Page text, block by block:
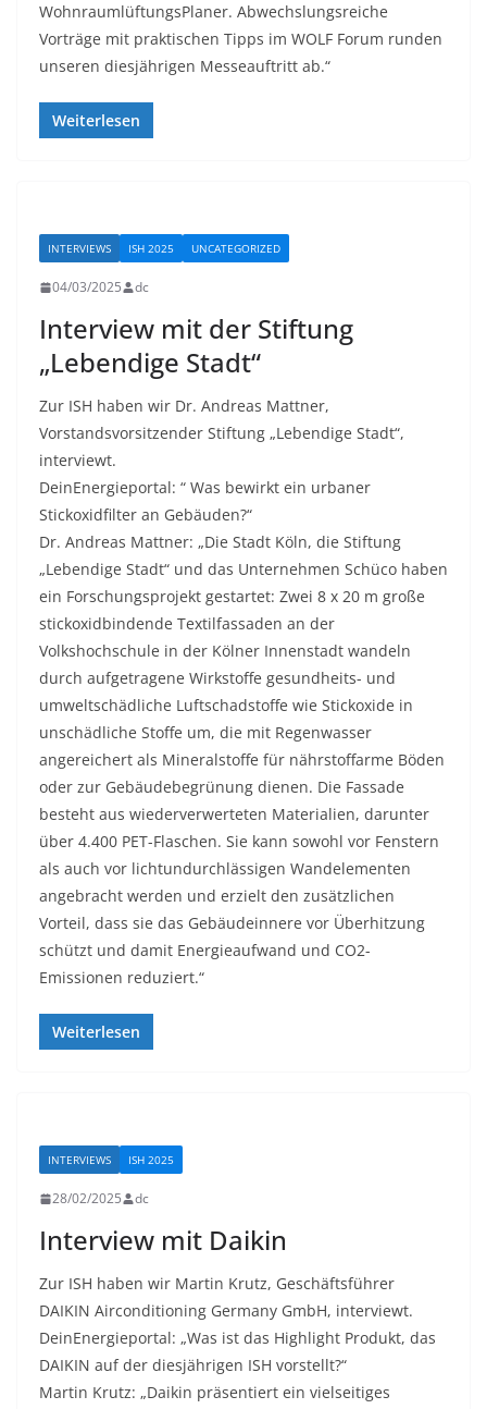
WohnraumlüftungsPlaner. Abwechslungsreiche
Vorträge mit praktischen Tipps im WOLF Forum runden
unseren diesjährigen Messeauftritt ab.“
Weiterlesen
INTERVIEWS ISH 2025 UNCATEGORIZED
04/03/2025 dc
Interview mit der Stiftung
„Lebendige Stadt“
Zur ISH haben wir Dr. Andreas Mattner,
Vorstandsvorsitzender Stiftung „Lebendige Stadt“,
interviewt.
DeinEnergieportal: “ Was bewirkt ein urbaner
Stickoxidfilter an Gebäuden?“
Dr. Andreas Mattner: „Die Stadt Köln, die Stiftung
„Lebendige Stadt“ und das Unternehmen Schüco haben
ein Forschungsprojekt gestartet: Zwei 8 x 20 m große
stickoxidbindende Textilfassaden an der
Volkshochschule in der Kölner Innenstadt wandeln
durch aufgetragene Wirkstoffe gesundheits- und
umweltschädliche Luftschadstoffe wie Stickoxide in
unschädliche Stoffe um, die mit Regenwasser
angereichert als Mineralstoffe für nährstoffarme Böden
oder zur Gebäudebegrünung dienen. Die Fassade
besteht aus wiederverwerteten Materialien, darunter
über 4.400 PET-Flaschen. Sie kann sowohl vor Fenstern
als auch vor lichtundurchlässigen Wandelementen
angebracht werden und erzielt den zusätzlichen
Vorteil, dass sie das Gebäudeinnere vor Überhitzung
schützt und damit Energieaufwand und CO2-
Emissionen reduziert.“
Weiterlesen
INTERVIEWS ISH 2025
28/02/2025 dc
Interview mit Daikin
Zur ISH haben wir Martin Krutz, Geschäftsführer
DAIKIN Airconditioning Germany GmbH, interviewt.
DeinEnergieportal: „Was ist das Highlight Produkt, das
DAIKIN auf der diesjährigen ISH vorstellt?“
Martin Krutz: „Daikin präsentiert ein vielseitiges